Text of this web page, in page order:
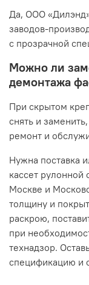
Да, ООО
заводов-
с прозрачной
Можно ли
демонтажа
При скрытом
снять и
ремонт и
Нужна поставка
кассет рулонной
Москве и
толщину и
раскрою,
при
технадзор.
спецификацию и